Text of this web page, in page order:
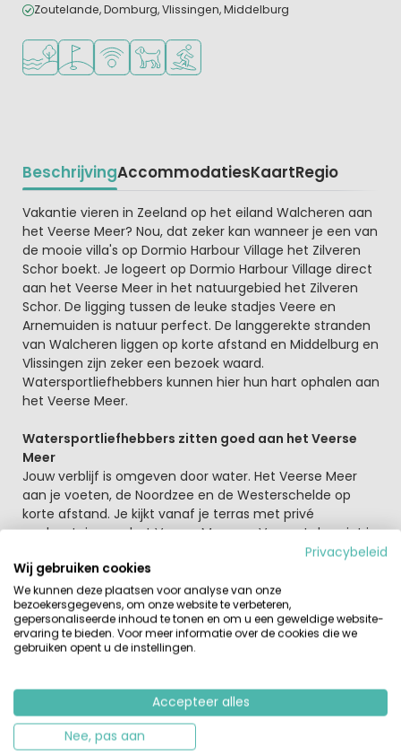
Zoutelande, Domburg, Vlissingen, Middelburg
Ligt bij het water
Golfbaan in de buurt
WiFi beschikbaar
Huisdieren toegestaan
Watersportfaciliteiten
BeschrijvingAccommodatiesKaartRegio
Beschrijving
Vakantie vieren in Zeeland op het eiland Walcheren aan
het Veerse Meer? Nou, dat zeker kan wanneer je een van
de mooie villa's op Dormio Harbour Village het Zilveren
Schor boekt. Je logeert op Dormio Harbour Village direct
aan het Veerse Meer in het natuurgebied het Zilveren
Schor. De ligging tussen de leuke stadjes Veere en
Arnemuiden is natuur perfect. De langgerekte stranden
van Walcheren liggen op korte afstand en Middelburg en
Vlissingen zijn zeker een bezoek waard.
Watersportliefhebbers kunnen hier hun hart ophalen aan
het Veerse Meer.
Watersportliefhebbers zitten goed aan het Veerse
Meer
Jouw verblijf is omgeven door water. Het Veerse Meer
aan je voeten, de Noordzee en de Westerschelde op
korte afstand. Je kijkt vanaf je terras met privé
aanlegsteiger zo het Veerse Meer op. Vergeet dus niet je
hengel in te pakken. Ook voor rolstoelgebruikers is er een
rolstoelvriendelijke villa beschikbaar. En mocht je in het
bezit zijn van een eigen boot, dan kun je zelfs een villa
boeken met eigen boothuis, is dat luxe?
Je verblijft hier op een geweldige locatie op
strandliefhebber in Zeeland heb je alles bij de hand voor
een heerlijke vakantie in Nederland. Verder kun je hier
mooie wandelingen en fietstochten maken. Stop zeker
Privacybeleid
Wij gebruiken cookies
We kunnen deze plaatsen voor analyse van onze
bezoekersgegevens, om onze website te verbeteren,
gepersonaliseerde inhoud te tonen en om u een geweldige website-
ervaring te bieden. Voor meer informatie over de cookies die we
gebruiken opent u de instellingen.
Accepteer alles
Nee, pas aan